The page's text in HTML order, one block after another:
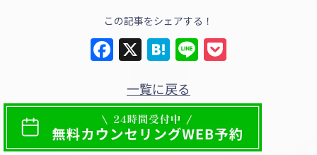
この記事をシェアする！
Facebook
X Hatena
Line
次の記事を見る
一覧に戻る